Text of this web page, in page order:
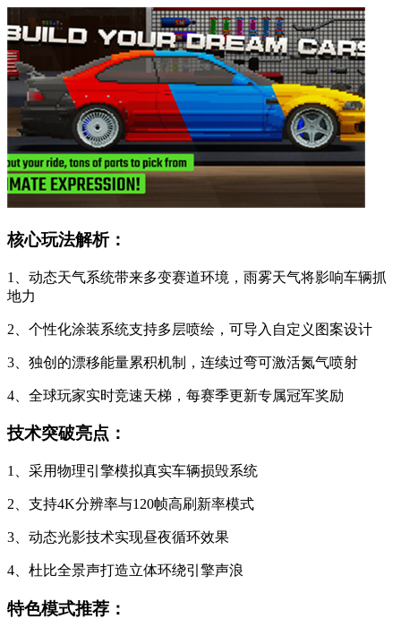
核心玩法解析：
1、动态天气系统带来多变赛道环境，雨雾天气将影响车辆抓
地力
2、个性化涂装系统支持多层喷绘，可导入自定义图案设计
3、独创的漂移能量累积机制，连续过弯可激活氮气喷射
4、全球玩家实时竞速天梯，每赛季更新专属冠军奖励
技术突破亮点：
1、采用物理引擎模拟真实车辆损毁系统
2、支持4K分辨率与120帧高刷新率模式
3、动态光影技术实现昼夜循环效果
4、杜比全景声打造立体环绕引擎声浪
特色模式推荐：